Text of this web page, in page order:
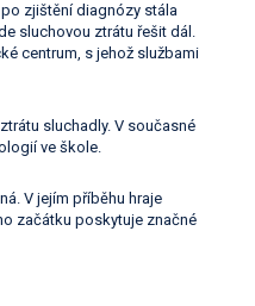
po zjištění diagnózy stála
sluchovou ztrátu řešit dál.
centrum, s jehož službami
sluchadly. V současné
ve škole.
V jejím příběhu hraje
začátku poskytuje značné